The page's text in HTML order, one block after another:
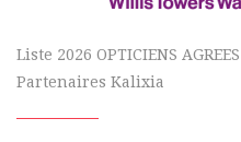
Liste 2026 OPTICIENS
Partenaires Kalixia